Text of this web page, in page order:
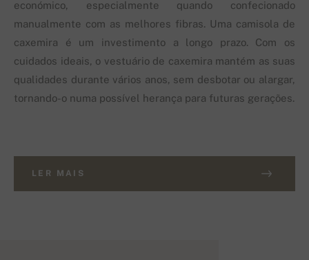
económico, especialmente quando confecionado
manualmente com as melhores fibras. Uma camisola de
caxemira é um investimento a longo prazo. Com os
cuidados ideais, o vestuário de caxemira mantém as suas
qualidades durante vários anos, sem desbotar ou alargar,
tornando-o numa possível herança para futuras gerações.
LER MAIS